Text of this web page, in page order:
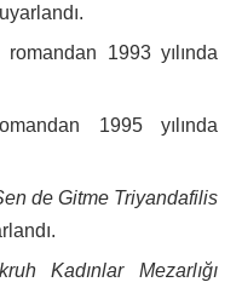
1993 yılında
1995 yılında
de Gitme Triyandafilis
Kadınlar Mezarlığı